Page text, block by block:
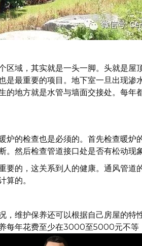
区域，其实就是一头一脚。头就是
是最重要的项目。地下室一旦出现
的地方就是水管与墙面交接处。每
炉的检查也是必须的。首先检查暖
。然后检查管道接口处是否有松动现
要的，这关系到人的健康。通风管
算的。
，维护保养还可以根据自己房屋的
每年花费至少在3000至5000元不等